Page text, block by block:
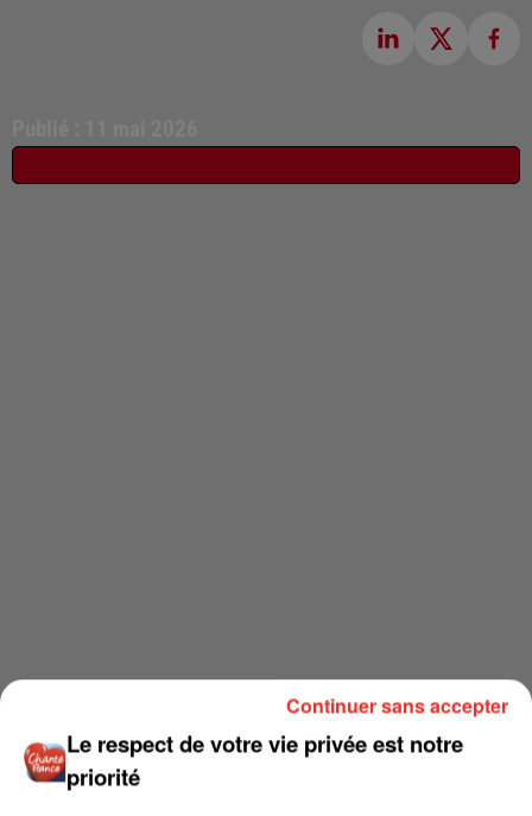
Le respect de votre vie privée est notre
priorité
Continuer sans accepter